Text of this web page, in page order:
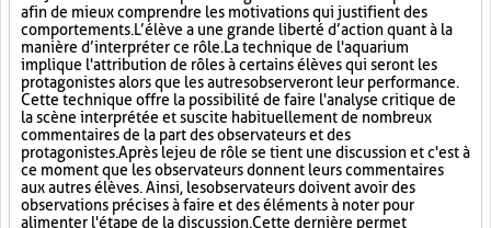
afin de mieux comprendre les motivations qui justifient des
comportements. L’élève a une grande liberté d’action quant à la
manière d’interpréter ce rôle. La technique de l'aquarium
implique l'attribution de rôles à certains élèves qui seront les
protagonistes alors que les autres observeront leur performance.
Cette technique offre la possibilité de faire l'analyse critique de
la scène interprétée et suscite habituellement de nombreux
commentaires de la part des observateurs et des
protagonistes. Après le jeu de rôle se tient une discussion et c'est à
ce moment que les observateurs donnent leurs commentaires
aux autres élèves. Ainsi, les observateurs doivent avoir des
observations précises à faire et des éléments à noter pour
alimenter l'étape de la discussion. Cette dernière permet